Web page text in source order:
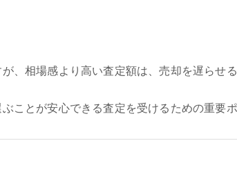
、相場感より高い査定額は、売却を遅らせ
ことが安心できる査定を受けるための重要ポ